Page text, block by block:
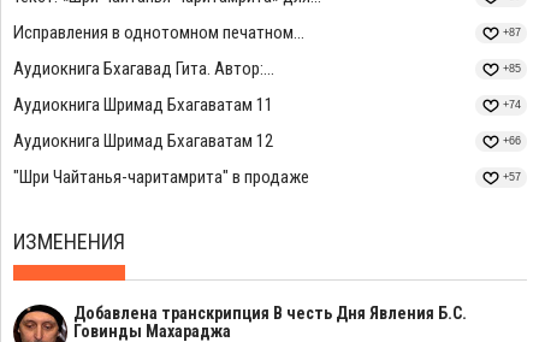
Исправления в однотомном печатном... +87
Аудиокнига Бхагавад Гита. Автор:... +85
Аудиокнига Шримад Бхагаватам 11 +74
Аудиокнига Шримад Бхагаватам 12 +66
"Шри Чайтанья-чаритамрита" в продаже +57
ИЗМЕНЕНИЯ
Добавлена транскрипция В честь Дня Явления Б.С.
Говинды Махараджа